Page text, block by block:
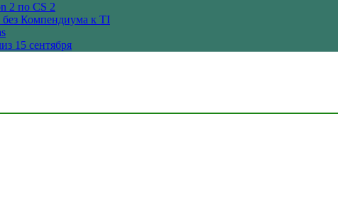
2 по CS 2
без Компендиума к TI
15 сентября